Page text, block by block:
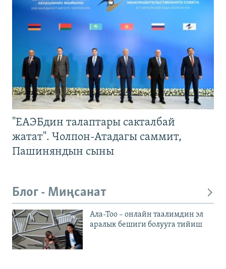
"ЕАЭБдин талаптары сакталбай
жатат". Чолпон-Атадагы саммит,
Пашиняндын сыны
Блог - Миңсанат
Ала-Тоо – онлайн таалимдин эл
аралык бешиги болууга тийиш